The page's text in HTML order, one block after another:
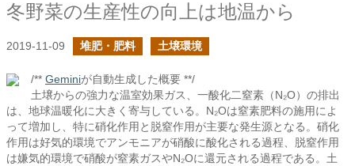
冬野菜の生産性の向上は地温から
2019-11-09 堆肥・肥料 土壌環境
/** Geminiが自動生成した概要 **/
土壌からの強力な温室効果ガス、一酸化二窒素（N₂O）の排出
は、地球温暖化に大きく寄与している。N₂Oは窒素肥料の施用によ
って増加し、特に硝化作用と脱窒作用が主要な発生源となる。硝化
作用は好気的環境でアンモニアが硝酸に酸化される過程、脱窒作用
は嫌気的環境で硝酸が窒素ガスやN₂Oに還元される過程である。土